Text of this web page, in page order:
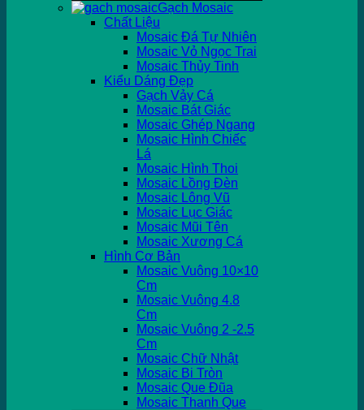
Gạch Mosaic
Chất Liệu
Mosaic Đá Tự Nhiên
Mosaic Vỏ Ngọc Trai
Mosaic Thủy Tinh
Kiểu Dáng Đẹp
Gạch Vảy Cá
Mosaic Bát Giác
Mosaic Ghép Ngang
Mosaic Hình Chiếc
Lá
Mosaic Hình Thoi
Mosaic Lồng Đèn
Mosaic Lông Vũ
Mosaic Lục Giác
Mosaic Mũi Tên
Mosaic Xương Cá
Hình Cơ Bản
Mosaic Vuông 10×10
Cm
Mosaic Vuông 4.8
Cm
Mosaic Vuông 2 -2.5
Cm
Mosaic Chữ Nhật
Mosaic Bi Tròn
Mosaic Que Đũa
Mosaic Thanh Que